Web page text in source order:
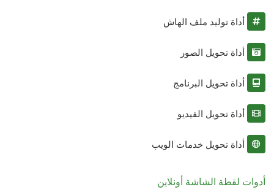
أداة توليد ملف الهاش
أداة تحويل الصور
أداة تحويل البرنامج
أداة تحويل الفيديو
أداة تحويل خدمات الويب
أدوات لقطة الشاشة أونلاين